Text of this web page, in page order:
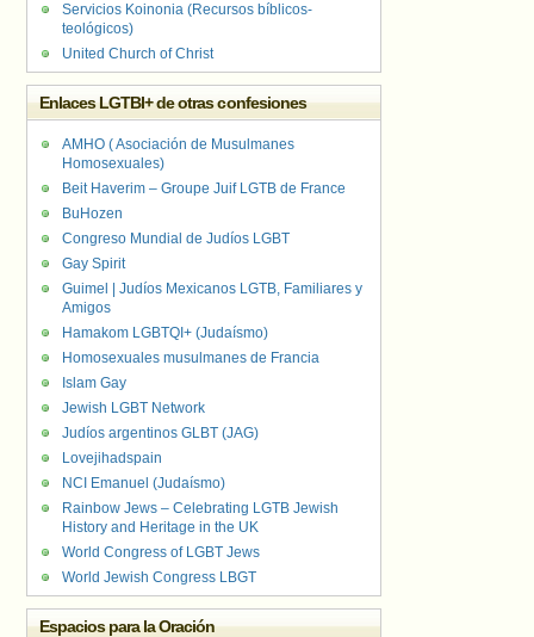
Servicios Koinonia (Recursos bíblicos-
teológicos)
United Church of Christ
Enlaces LGTBI+ de otras confesiones
AMHO ( Asociación de Musulmanes
Homosexuales)
Beit Haverim – Groupe Juif LGTB de France
BuHozen
Congreso Mundial de Judíos LGBT
Gay Spirit
Guimel | Judíos Mexicanos LGTB, Familiares y
Amigos
Hamakom LGBTQI+ (Judaísmo)
Homosexuales musulmanes de Francia
Islam Gay
Jewish LGBT Network
Judíos argentinos GLBT (JAG)
Lovejihadspain
NCI Emanuel (Judaísmo)
Rainbow Jews – Celebrating LGTB Jewish
History and Heritage in the UK
World Congress of LGBT Jews
World Jewish Congress LBGT
Espacios para la Oración